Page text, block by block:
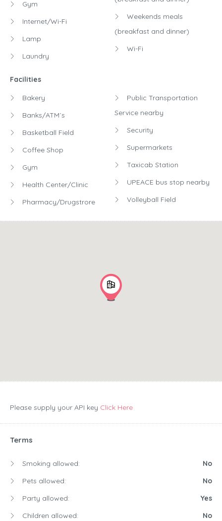
Gym
Internet/Wi-Fi
Lamp
Laundry
Weekends meals
(breakfast and dinner)
Wi-Fi
Facilities
Bakery
Banks/ATM´s
Basketball Field
Coffee Shop
Gym
Health Center/Clinic
Pharmacy/Drugstrore
Public Transportation
Service nearby
Security
Supermarkets
Taxicab Station
UPEACE bus stop nearby
Volleyball Field
Please supply your API key Click Here
Terms
Smoking allowed:
No
Pets allowed:
No
Party allowed:
Yes
Children allowed:
No